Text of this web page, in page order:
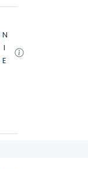
N
I
E